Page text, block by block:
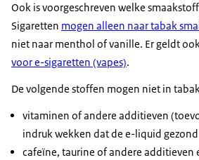
Ook is voorgeschreven welke
Sigaretten mogen alleen naar tabak
niet naar menthol of vanille. Er geldt
voor e-sigaretten (vapes).
De volgende stoffen mogen niet in
vitaminen of andere additieven
indruk wekken dat de e-liquid
cafeïne, taurine of andere additieven